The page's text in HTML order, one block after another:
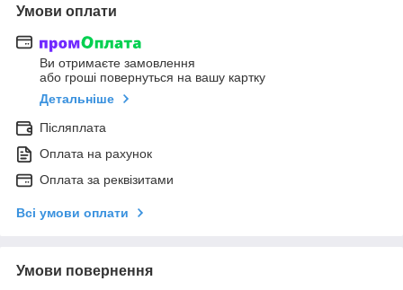
Умови оплати
Ви отримаєте замовлення
або гроші повернуться на вашу картку
Детальніше
Післяплата
Оплата на рахунок
Оплата за реквізитами
Всі умови оплати
Умови повернення